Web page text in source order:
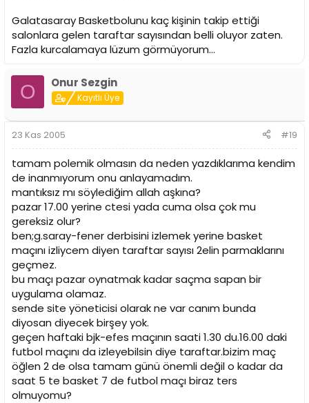
Galatasaray Basketbolunu kaç kişinin takip ettiği
salonlara gelen taraftar sayısından belli oluyor zaten.
Fazla kurcalamaya lüzum görmüyorum...
O Onur Sezgin
Kayıtlı Üye
23 Kas 2005 #19
tamam polemik olmasın da neden yazdıklarıma kendim
de inanmıyorum onu anlayamadım.
mantıksız mı söylediğim allah aşkına?
pazar 17.00 yerine ctesi yada cuma olsa çok mu
gereksiz olur?
ben;g.saray-fener derbisini izlemek yerine basket
maçını izliycem diyen taraftar sayısı 2elin parmaklarını
geçmez.
bu maçı pazar oynatmak kadar saçma sapan bir
uygulama olamaz.
sende site yöneticisi olarak ne var canım bunda
diyosan diyecek birşey yok.
geçen haftaki bjk-efes maçının saati 1.30 du.16.00 daki
futbol maçını da izleyebilsin diye taraftar.bizim maç
öğlen 2 de olsa tamam günü önemli değil o kadar da
saat 5 te basket 7 de futbol maçı biraz ters
olmuyomu?